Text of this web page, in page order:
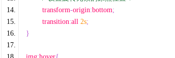
	transform
-origin:bottom;
	transition
:all 2s;
}